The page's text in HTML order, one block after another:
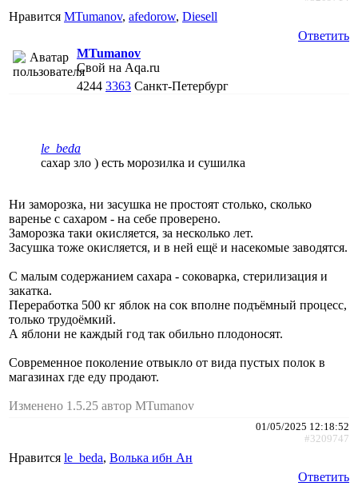
Нравится MTumanov, afedorow, Diesell
Ответить
MTumanov
Свой на Aqa.ru
4244 3363 Санкт-Петербург
le_beda
сахар зло ) есть морозилка и сушилка
Ни заморозка, ни засушка не простоят столько, сколько
варенье с сахаром - на себе проверено.
Заморозка таки окисляется, за несколько лет.
Засушка тоже окисляется, и в ней ещё и насекомые заводятся.
С малым содержанием сахара - соковарка, стерилизация и
закатка.
Переработка 500 кг яблок на сок вполне подъёмный процесс,
только трудоёмкий.
А яблони не каждый год так обильно плодоносят.
Современное поколение отвыкло от вида пустых полок в
магазинах где еду продают.
Изменено 1.5.25 автор MTumanov
01/05/2025 12:18:52
#3209747
Нравится le_beda, Волька ибн Ан
Ответить